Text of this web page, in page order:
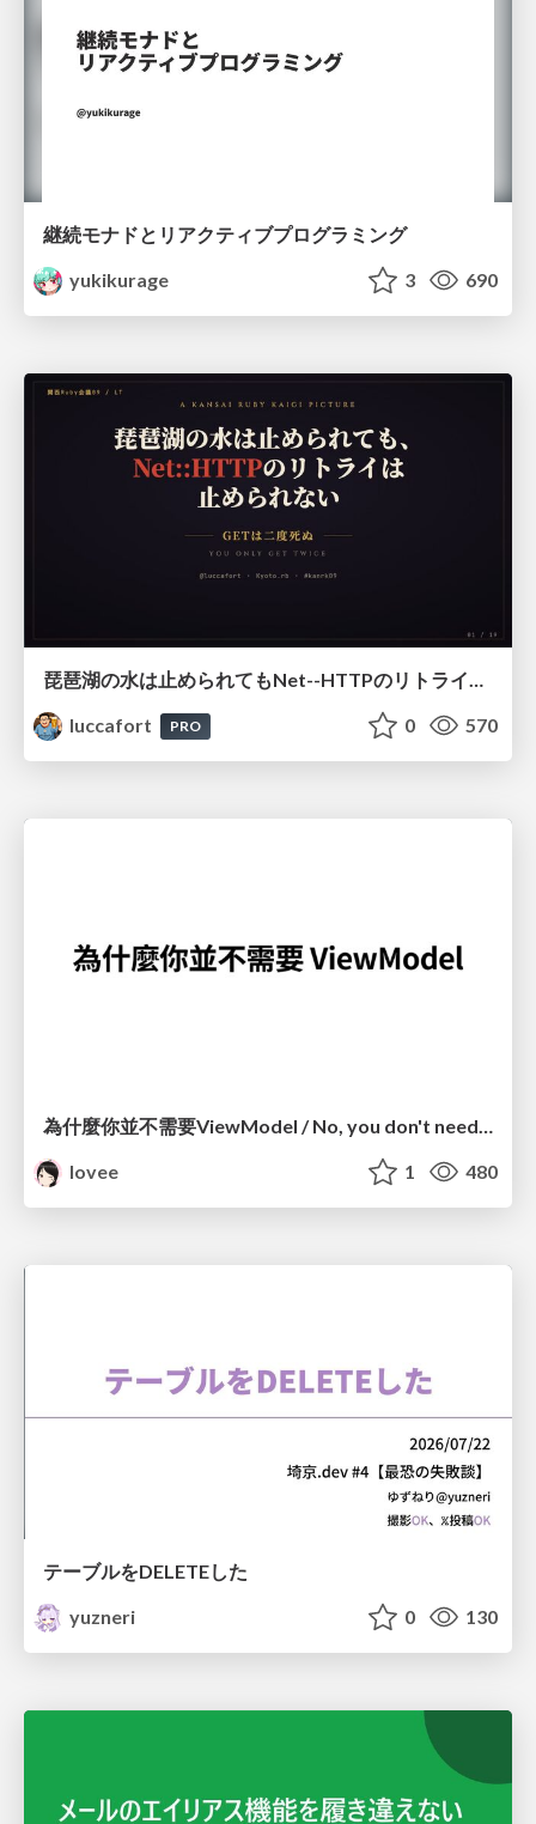
継続モナドとリアクティブプログラミング
yukikurage
3 690
琵琶湖の水は止められてもNet--HTTPのリトライは止められない / You might be able to stop the water flow of Lake Biwa but you can't stop Net::HTTP retries
luccafort
PRO 0 570
lovee
1 480
テーブルをDELETEした
yuzneri
0 130